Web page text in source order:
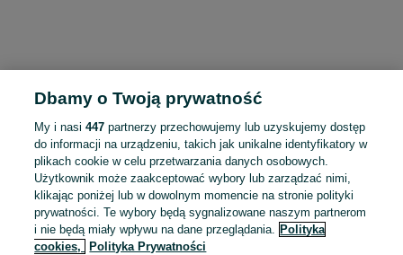
Dbamy o Twoją prywatność
My i nasi447 partnerzy przechowujemy lub uzyskujemy dostęp
do informacji na urządzeniu, takich jak unikalne identyfikatory w
plikach cookie w celu przetwarzania danych osobowych.
Użytkownik może zaakceptować wybory lub zarządzać nimi,
klikając poniżej lub w dowolnym momencie na stronie polityki
prywatności. Te wybory będą sygnalizowane naszym partnerom
i nie będą miały wpływu na dane przeglądania. Polityka
cookies,
Polityka Prywatności